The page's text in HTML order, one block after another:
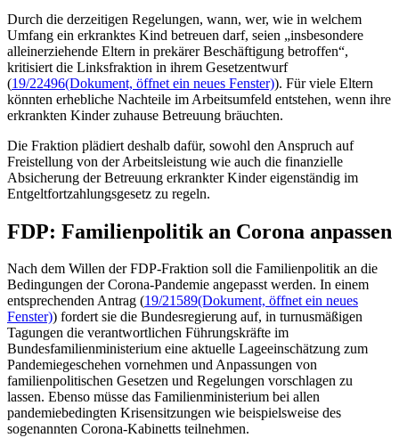
Durch die derzeitigen Regelungen, wann, wer, wie in welchem
Umfang ein erkranktes Kind betreuen darf, seien „insbesondere
alleinerziehende Eltern in prekärer Beschäftigung betroffen“,
kritisiert die Linksfraktion in ihrem Gesetzentwurf
(19/22496(Dokument, öffnet ein neues Fenster)). Für viele Eltern
könnten erhebliche Nachteile im Arbeitsumfeld entstehen, wenn ihre
erkrankten Kinder zuhause Betreuung bräuchten.
Die Fraktion plädiert deshalb dafür, sowohl den Anspruch auf
Freistellung von der Arbeitsleistung wie auch die finanzielle
Absicherung der Betreuung erkrankter Kinder eigenständig im
Entgeltfortzahlungsgesetz zu regeln.
FDP: Familienpolitik an Corona anpassen
Nach dem Willen der FDP-Fraktion soll die Familienpolitik an die
Bedingungen der Corona-Pandemie angepasst werden. In einem
entsprechenden Antrag (19/21589(Dokument, öffnet ein neues
Fenster)) fordert sie die Bundesregierung auf, in turnusmäßigen
Tagungen die verantwortlichen Führungskräfte im
Bundesfamilienministerium eine aktuelle Lageeinschätzung zum
Pandemiegeschehen vornehmen und Anpassungen von
familienpolitischen Gesetzen und Regelungen vorschlagen zu
lassen. Ebenso müsse das Familienministerium bei allen
pandemiebedingten Krisensitzungen wie beispielsweise des
sogenannten Corona-Kabinetts teilnehmen.